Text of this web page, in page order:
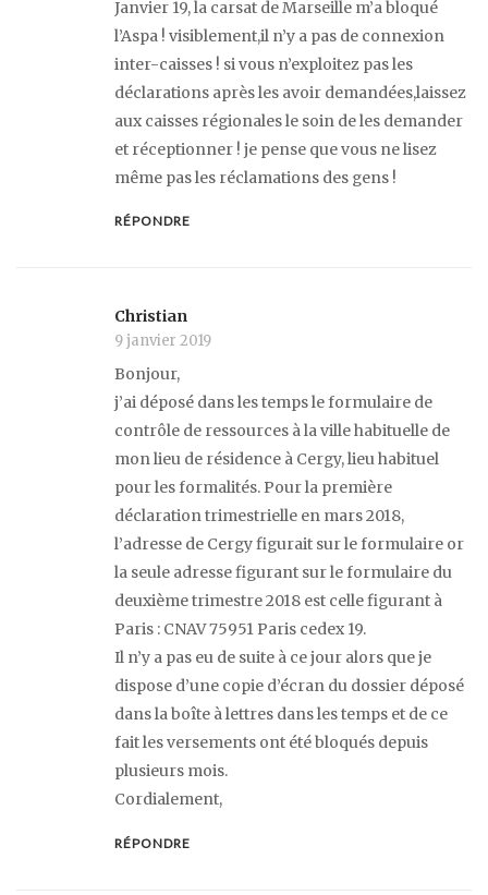
Janvier 19, la carsat de Marseille m’a bloqué
l’Aspa ! visiblement,il n’y a pas de connexion
inter-caisses ! si vous n’exploitez pas les
déclarations après les avoir demandées,laissez
aux caisses régionales le soin de les demander
et réceptionner ! je pense que vous ne lisez
même pas les réclamations des gens !
RÉPONDRE
Christian
9 janvier 2019
Bonjour,
j’ai déposé dans les temps le formulaire de
contrôle de ressources à la ville habituelle de
mon lieu de résidence à Cergy, lieu habituel
pour les formalités. Pour la première
déclaration trimestrielle en mars 2018,
l’adresse de Cergy figurait sur le formulaire or
la seule adresse figurant sur le formulaire du
deuxième trimestre 2018 est celle figurant à
Paris : CNAV 75951 Paris cedex 19.
Il n’y a pas eu de suite à ce jour alors que je
dispose d’une copie d’écran du dossier déposé
dans la boîte à lettres dans les temps et de ce
fait les versements ont été bloqués depuis
plusieurs mois.
Cordialement,
RÉPONDRE